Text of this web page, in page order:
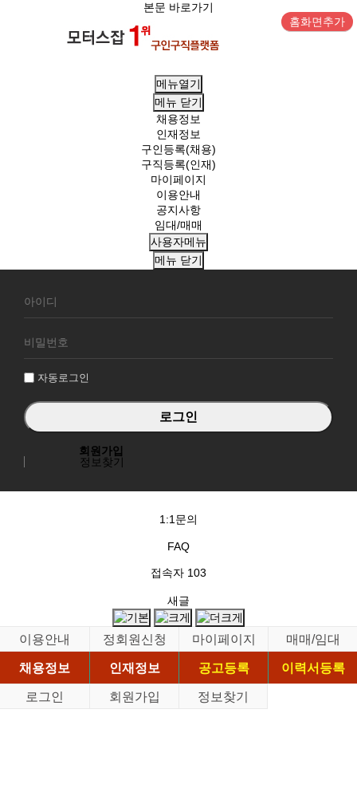
본문 바로가기
홈화면추가
메뉴열기
메뉴 닫기
채용정보
인재정보
구인등록(채용)
구직등록(인재)
마이페이지
이용안내
공지사항
임대/매매
사용자메뉴
메뉴 닫기
원
그
자동로그인
회원가입
정보찾기
1:1문의
FAQ
접속자 103
새글
이용안내 정회원신청 마이페이지
매매/임대
채용정보
인재정보 공고등록
이력서등록
로그인
회원가입 정보찾기